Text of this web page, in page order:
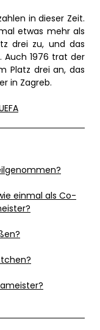
in dieser Zeit.
etwas mehr als
drei zu, und das
Auch 1976 trat der
Platz drei an, das
in Zagreb.
einmal als Co-